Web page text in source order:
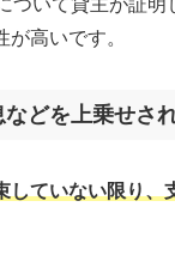
ついて貸主が証明
が高いです。
などを上乗せさ
していない限り、